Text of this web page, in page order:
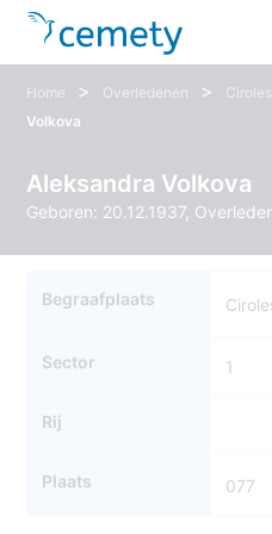
Home > Overledenen >
Volkova
Aleksandra Volkova
Geboren: 20.12.1937,
Begraafplaats
Sector 1
Rij
Plaats 077